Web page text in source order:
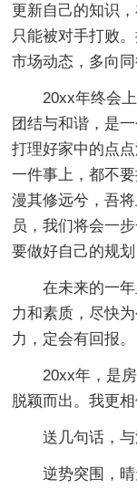
更新自己的知识
只能被对手打败
市场动态，多向
20xx年终会
团结与和谐，是
打理好家中的点
一件事上，都不
漫其修远兮，吾
员，我们将会一
要做好自己的规
在未来的一
力和素质，尽快
力，定会有回报。
20xx年，是
脱颖而出。我更
送几句话，
逆势突围，